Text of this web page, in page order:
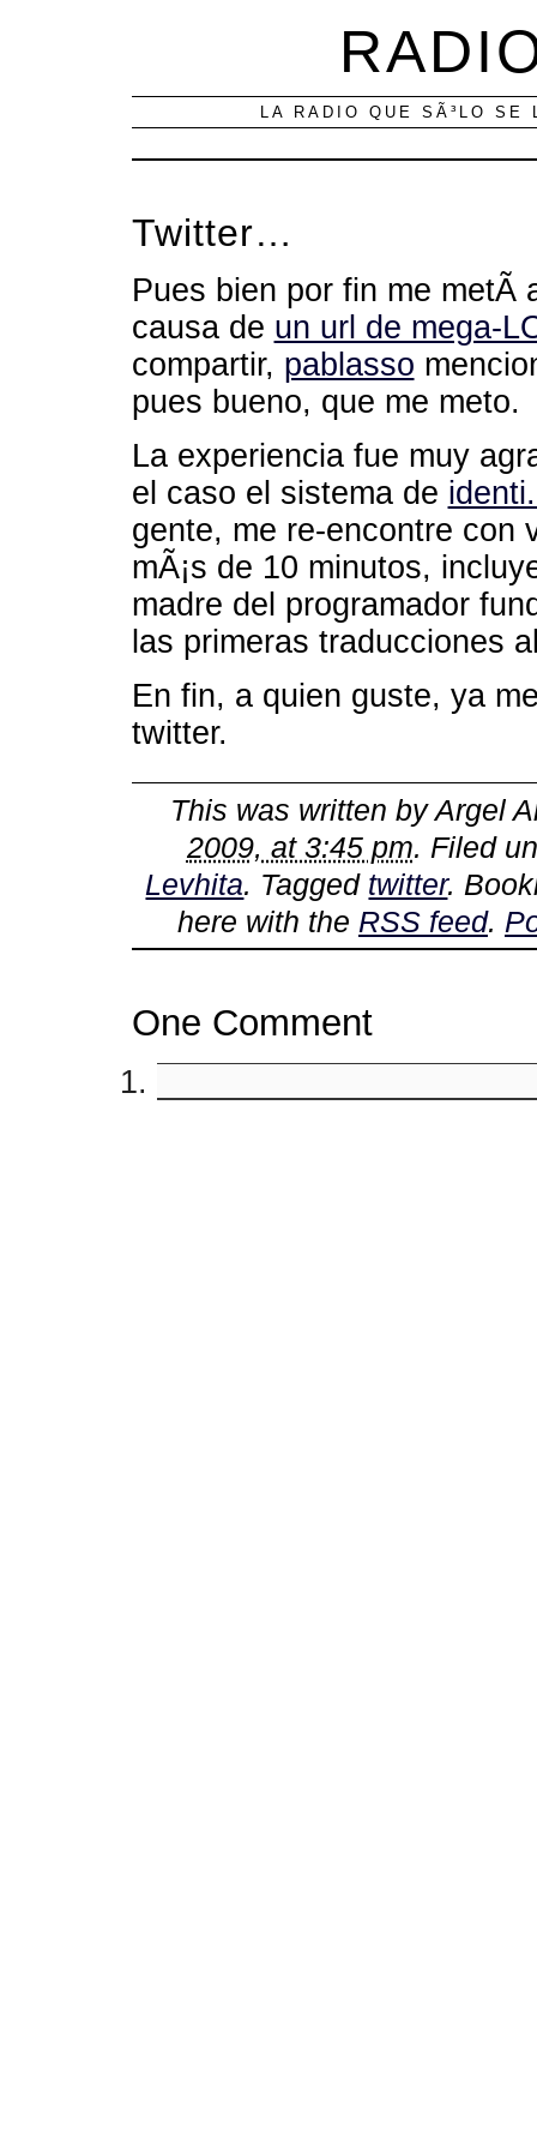
LA RADIO QUE SÃ³LO
Twitter…
Pues bien por fin me
causa de un url de mega-
compartir, pablasso
pues bueno, que me meto.
La experiencia fue muy
el caso el sistema de
gente, me re-encontre con
mÃ¡s de 10 minutos,
madre del programador
las primeras traducciones
En fin, a quien guste, ya
twitter.
This was written byArgel
2009, at 3:45 pm. Filed
Levhita. Tagged twitter.
here with the RSS feed.
One Comment